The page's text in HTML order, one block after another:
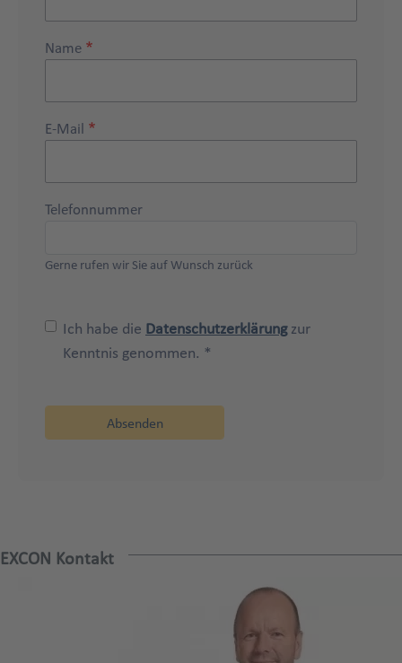
Name
E-Mail
Telefonnummer
Gerne rufen wir Sie auf Wunsch zurück
Ich habe die Datenschutzerklärungzur
Kenntnis genommen. *
EXCON Kontakt